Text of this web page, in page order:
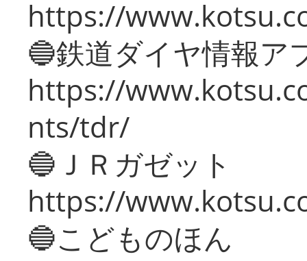
https://
🔵鉄道ダイヤ情報ア
https://
nts/tdr/
🔵ＪＲガゼット
https://
🔵こどものほん